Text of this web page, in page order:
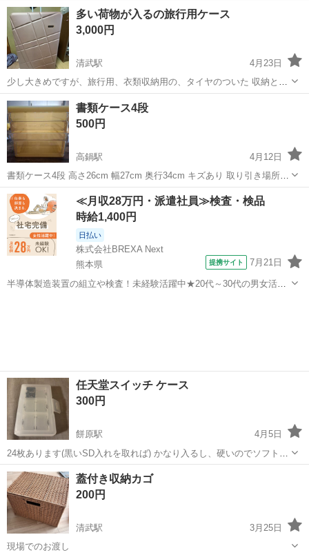
宮崎 宮崎市 佐土原駅 収納家具 ボックス
多い荷物が入るの旅行用ケース
3,000円
清武駅
4月23日
少し大きめですが、旅行用、衣類収納用の、タイヤのついた 収納とか
旅行での荷物入れにさいてきです。 縦の長さ８０センチ、横が５０セ
ンチ、幅が３０センチと 結構大きめではあります。 品物も目立った傷
も殆どありません。 使用用...
宮崎 宮崎市 清武駅 収納家具
書類ケース4段
500円
高鍋駅
4月12日
書類ケース4段 高さ26cm 幅27cm 奥行34cm キズあり 取り引き場所は
宮崎市内は仕事で行くことあるので市内も大丈夫です😃
宮崎 児湯郡 高鍋駅 収納家具 ケース
≪月収28万円・派遣社員≫検査・検品
時給1,400円
日払い
株式会社BREXA Next
熊本県
提携サイト 7月21日
半導体製造装置の組立や検査！未経験活躍中★20代～30代の男女活躍
任天堂スイッチ ケース
300円
餅原駅
4月5日
24枚あります(黒いSD入れを取れば) かなり入るし、硬いのでソフトが
落ちたりはないです 子供のソフト入れにもおすすめです
宮崎 都城市 餅原駅 収納家具
蓋付き収納カゴ
200円
清武駅
3月25日
現場でのお渡し